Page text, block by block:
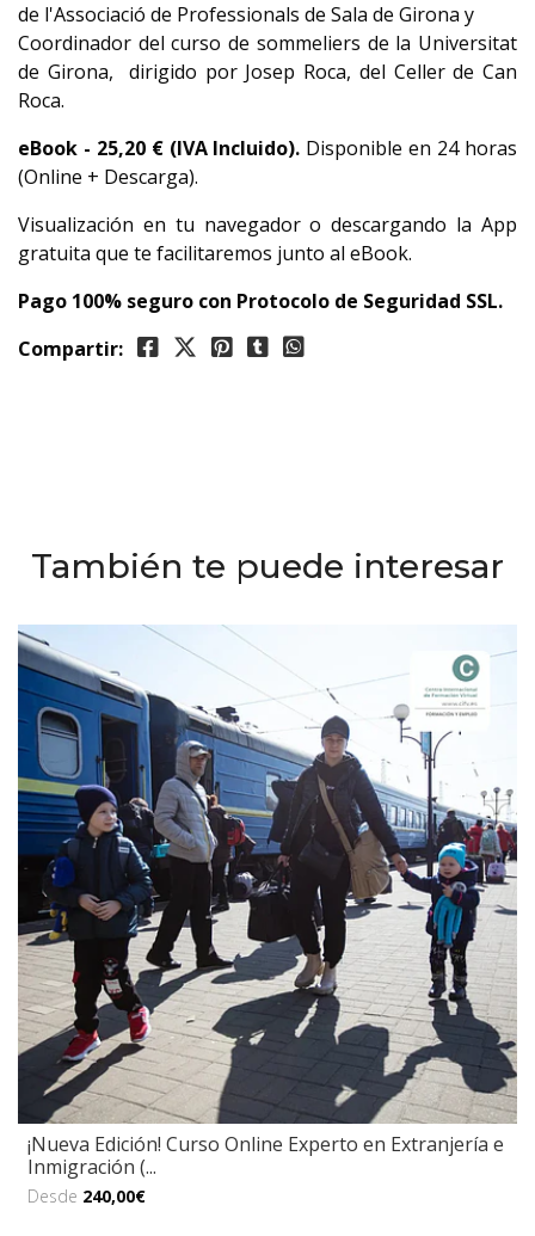
de l'Associació de Professionals de Sala de Girona y
Coordinador del curso de sommeliers de la Universitat
de Girona, dirigido por Josep Roca, del Celler de Can
Roca.
eBook - 25,20 € (IVA Incluido). Disponible en 24 horas
(Online + Descarga).
Visualización en tu navegador o descargando la App
gratuita que te facilitaremos junto al eBook.
Pago 100% seguro con Protocolo de Seguridad SSL.
Compartir:
También te puede interesar
¡Nueva Edición! Curso Online Experto en Extranjería e
Inmigración (...
Desde 240,00€